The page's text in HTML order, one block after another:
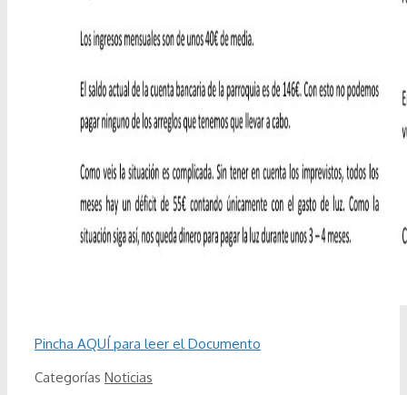
Pincha AQUÍ para leer el Documento
Categorías Noticias